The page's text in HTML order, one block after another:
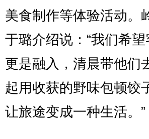
美食制作等体验活动。
于璐介绍说：“我们希
更是融入，清晨带他们
起用收获的野味包顿饺
让旅途变成一种生活。”